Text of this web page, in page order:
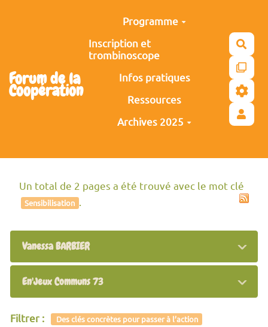
Forum de la
Coopération
Programme
Inscription et
trombinoscope
Infos pratiques
Ressources
Archives 2025
Un total de 2 pages a été trouvé avec le mot clé
Sensibilisation .
Vanessa BARBIER
En'Jeux Communs 73
Filtrer :
Des clés concrètes pour passer à l’action